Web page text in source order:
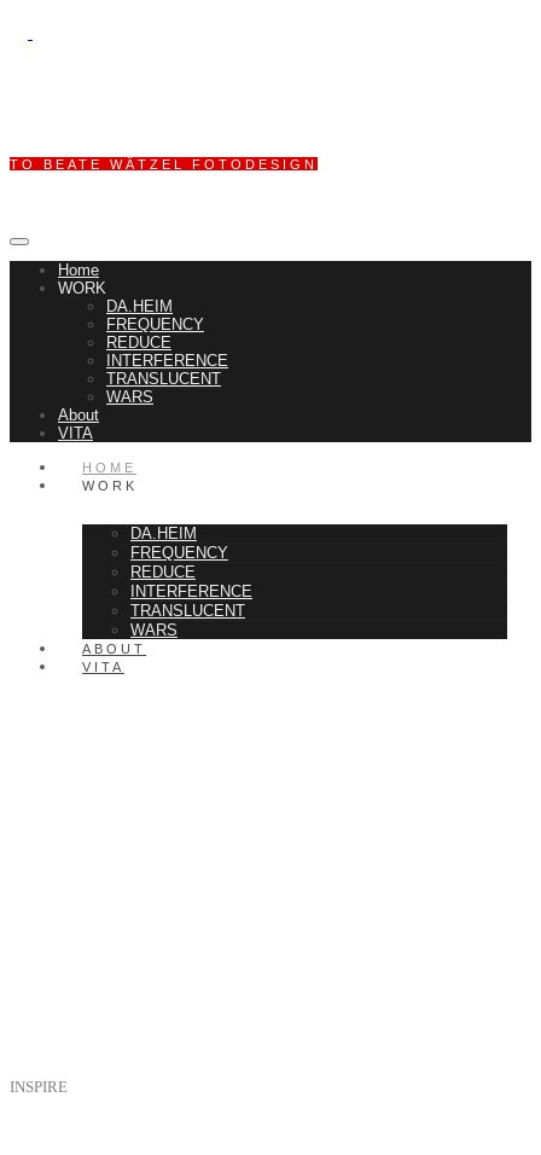
TO BEATE WÄTZEL FOTODESIGN
Home
WORK
DA.HEIM
FREQUENCY
REDUCE
INTERFERENCE
TRANSLUCENT
WARS
About
VITA
HOME
WORK
DA.HEIM
FREQUENCY
REDUCE
INTERFERENCE
TRANSLUCENT
WARS
ABOUT
VITA
INSPIRE